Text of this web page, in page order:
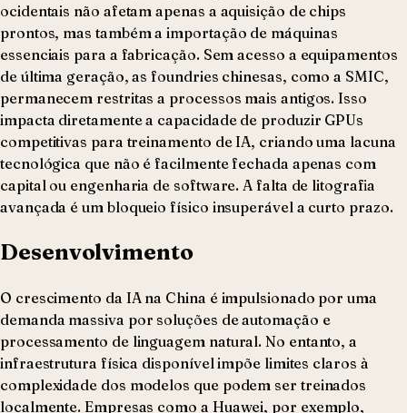
ocidentais não afetam apenas a aquisição de chips
prontos, mas também a importação de máquinas
essenciais para a fabricação. Sem acesso a equipamentos
de última geração, as foundries chinesas, como a SMIC,
permanecem restritas a processos mais antigos. Isso
impacta diretamente a capacidade de produzir GPUs
competitivas para treinamento de IA, criando uma lacuna
tecnológica que não é facilmente fechada apenas com
capital ou engenharia de software. A falta de litografia
avançada é um bloqueio físico insuperável a curto prazo.
Desenvolvimento
O crescimento da IA na China é impulsionado por uma
demanda massiva por soluções de automação e
processamento de linguagem natural. No entanto, a
infraestrutura física disponível impõe limites claros à
complexidade dos modelos que podem ser treinados
localmente. Empresas como a Huawei, por exemplo,